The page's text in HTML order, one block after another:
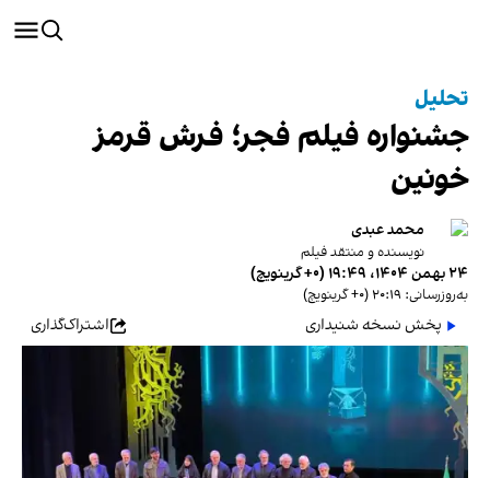
تحلیل
جشنواره فیلم فجر؛ فرش قرمز
خونین
محمد عبدی
نویسنده و منتقد فیلم
۲۴ بهمن ۱۴۰۴، ۱۹:۴۹ (‎+۰ گرینویچ)
به‌روزرسانی: ۲۰:۱۹ (‎+۰ گرینویچ)
پخش نسخه شنیداری اشتراک‌گذاری